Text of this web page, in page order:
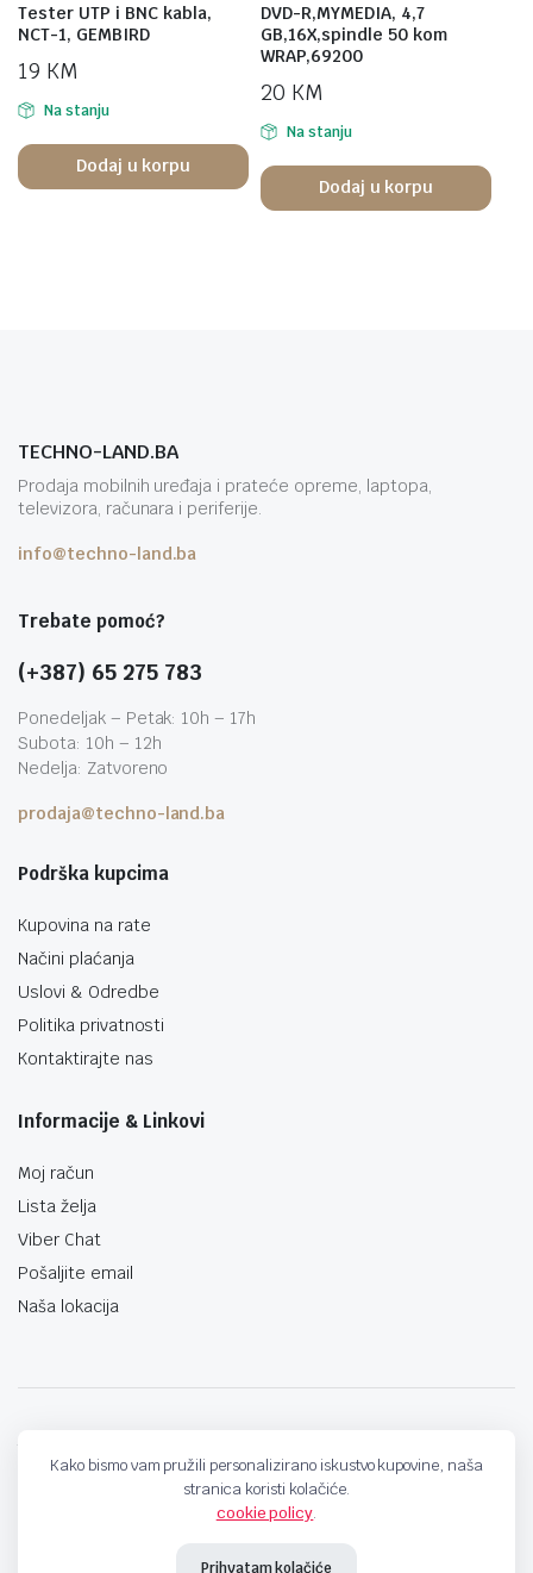
Tester UTP i BNC kabla,
NCT-1, GEMBIRD
19 KM
Na stanju
Dodaj u korpu
DVD-R,MYMEDIA, 4,7
GB,16X,spindle 50 kom
WRAP,69200
20 KM
Na stanju
Dodaj u korpu
TECHNO-LAND.BA
Prodaja mobilnih uređaja i prateće opreme, laptopa,
televizora, računara i periferije.
info@techno-land.ba
Trebate pomoć?
(+387) 65 275 783
Ponedeljak – Petak: 10h – 17h
Subota: 10h – 12h
Nedelja: Zatvoreno
prodaja@techno-land.ba
Podrška kupcima
Kupovina na rate
Načini plaćanja
Uslovi & Odredbe
Politika privatnosti
Kontaktirajte nas
Informacije & Linkovi
Moj račun
Lista želja
Viber Chat
Pošaljite email
Naša lokacija
Kako bismo vam pružili personalizirano iskustvo kupovine, naša
stranica koristi kolačiće.
cookie policy.
Prihvatam kolačiće